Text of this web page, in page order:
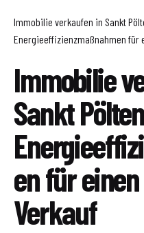
Immobilie verkaufen in Sankt
Energieeffizienzmaßnahmen für
Immobilie
Sankt
en für
Verkauf